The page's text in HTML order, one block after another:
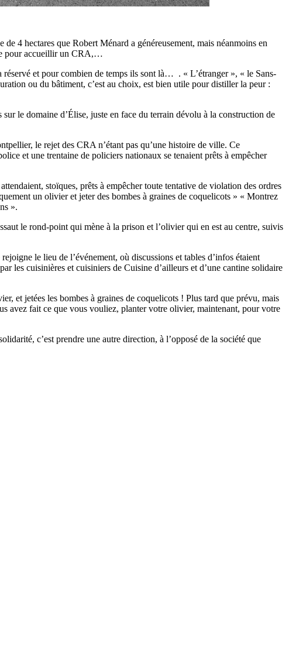
4 hectares que Robert Ménard a généreusement, mais néanmoins en
pour accueillir un CRA,…
et pour combien de temps ils sont là… . « L’étranger », « le Sans-
ou du bâtiment, c’est au choix, est bien utile pour distiller la peur :
le domaine d’Élise, juste en face du terrain dévolu à la construction de
le rejet des CRA n’étant pas qu’une histoire de ville. Ce
et une trentaine de policiers nationaux se tenaient prêts à empêcher
stoïques, prêts à empêcher toute tentative de violation des ordres
un olivier et jeter des bombes à graines de coquelicots » « Montrez
».
le rond-point qui mène à la prison et l’olivier qui en est au centre, suivis
le lieu de l’événement, où discussions et tables d’infos étaient
les cuisinières et cuisiniers de Cuisine d’ailleurs et d’une cantine solidaire
et jetées les bombes à graines de coquelicots ! Plus tard que prévu, mais
avez fait ce que vous vouliez, planter votre olivier, maintenant, pour votre
c’est prendre une autre direction, à l’opposé de la société que